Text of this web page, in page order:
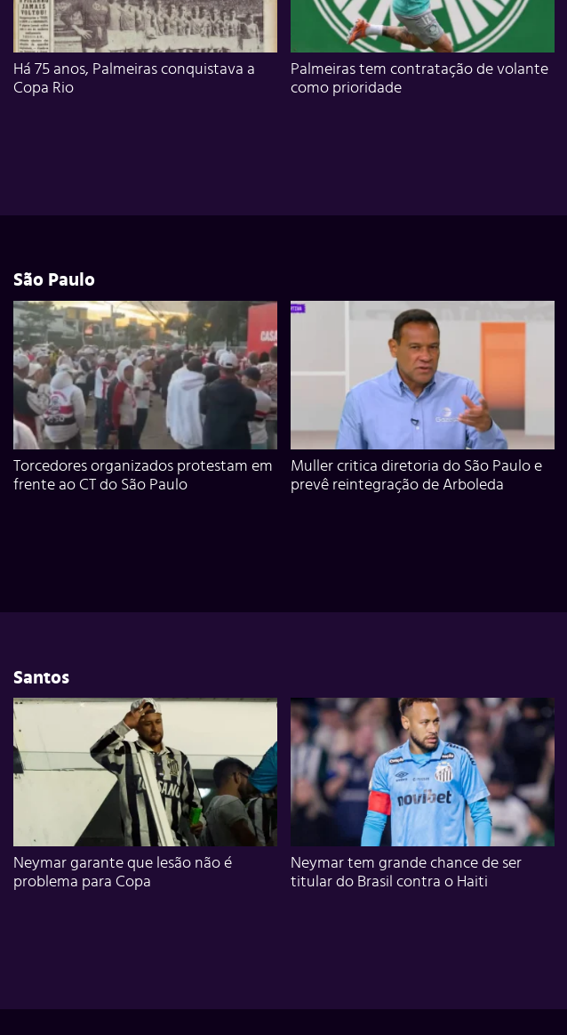
Há 75 anos, Palmeiras conquistava a
Copa Rio
Palmeiras tem contratação de volante
como prioridade
São Paulo
Torcedores organizados protestam em
frente ao CT do São Paulo
Muller critica diretoria do São Paulo e
prevê reintegração de Arboleda
Santos
Neymar garante que lesão não é
problema para Copa
Neymar tem grande chance de ser
titular do Brasil contra o Haiti